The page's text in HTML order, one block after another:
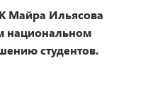
Майра Ильясова
национальном
студентов.